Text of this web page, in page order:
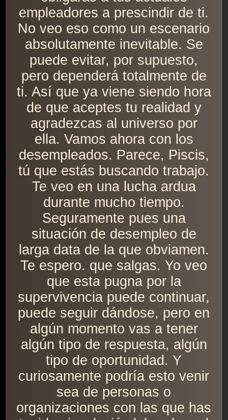
empleadores a prescindir de ti.
No veo eso como un escenario
absolutamente inevitable. Se
puede evitar, por supuesto,
pero dependerá totalmente de
ti. Así que ya viene siendo hora
de que aceptes tu realidad y
agradezcas al universo por
ella. Vamos ahora con los
desempleados. Parece, Piscis,
tú que estás buscando trabajo.
Te veo en una lucha ardua
durante mucho tiempo.
Seguramente pues una
situación de desempleo de
larga data de la que obviamen.
Te espero. que salgas. Yo veo
que esta pugna por la
supervivencia puede continuar,
puede seguir dándose, pero en
algún momento vas a tener
algún tipo de respuesta, algún
tipo de oportunidad. Y
curiosamente podría esto venir
sea de personas o
organizaciones con las que has